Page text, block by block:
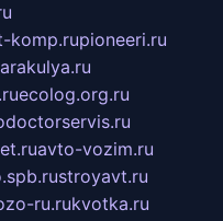
komp.rupioneeri.ru
ecolog.org.ru
avto-vozim.ru
stroyavt.ru
ru.rukvotka.ru